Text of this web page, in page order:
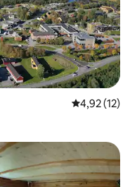
Évaluation
4,92 (12)